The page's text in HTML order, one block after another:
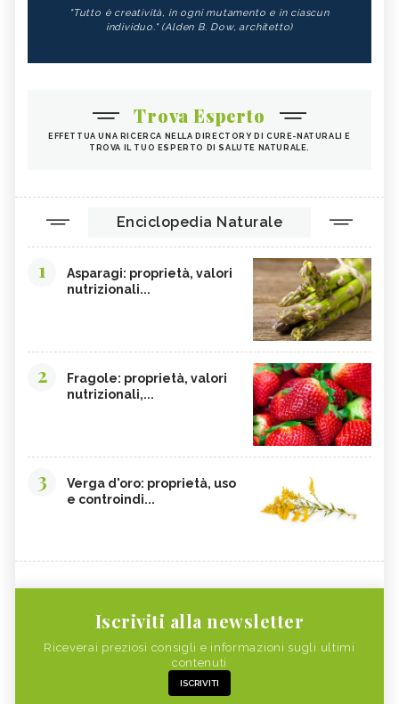
"Tutto è creatività, in ogni mutamento e in ciascun
individuo." (Alden B. Dow, architetto)
Trova Esperto
EFFETTUA UNA RICERCA NELLA DIRECTORY DI CURE-NATURALI E
TROVA IL TUO ESPERTO DI SALUTE NATURALE.
Enciclopedia Naturale
1
Asparagi: proprietà, valori
nutrizionali...
2
Fragole: proprietà, valori
nutrizionali,...
3
Verga d'oro: proprietà, uso
e controindi...
Iscriviti alla newsletter
Riceverai preziosi consigli e informazioni sugli ultimi
contenuti
ISCRIVITI